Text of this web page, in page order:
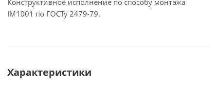
Конструктивное исполнение по способу монтажа
IM1001 по ГОСТу 2479-79.
Характеристики